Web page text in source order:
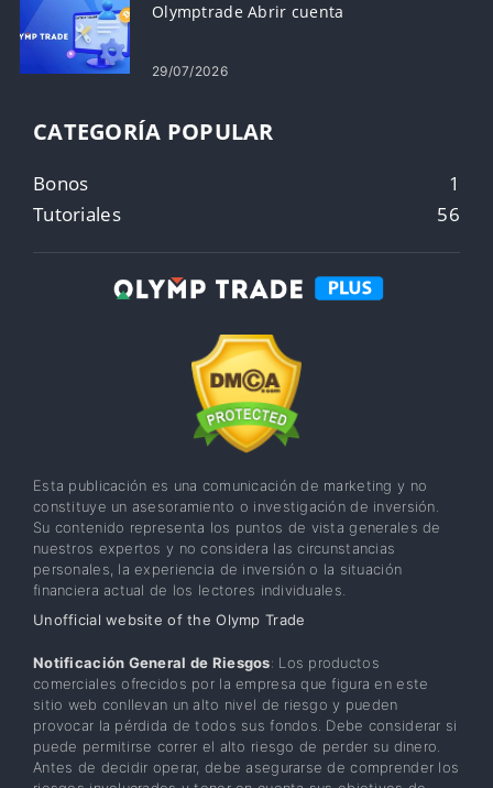
Olymptrade Abrir cuenta
29/07/2026
CATEGORÍA POPULAR
Bonos
1
Tutoriales
56
Esta publicación es una comunicación de marketing y no
constituye un asesoramiento o investigación de inversión.
Su contenido representa los puntos de vista generales de
nuestros expertos y no considera las circunstancias
personales, la experiencia de inversión o la situación
financiera actual de los lectores individuales.
Unofficial website of the Olymp Trade
Notificación General de Riesgos: Los productos
comerciales ofrecidos por la empresa que figura en este
sitio web conllevan un alto nivel de riesgo y pueden
provocar la pérdida de todos sus fondos. Debe considerar si
puede permitirse correr el alto riesgo de perder su dinero.
Antes de decidir operar, debe asegurarse de comprender los